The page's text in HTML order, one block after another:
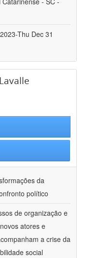
Thu Dec 31
da
político
de organização e
atores e
a crise da
social